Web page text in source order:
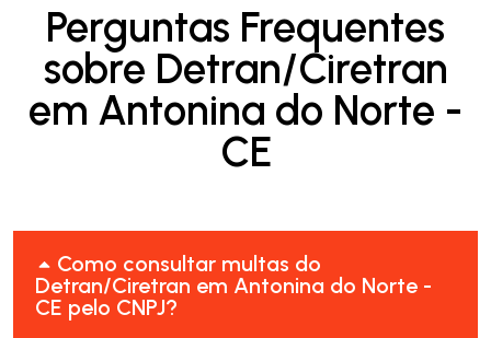
Perguntas Frequentes
sobre Detran/Ciretran
em Antonina do Norte -
CE
Como consultar multas do
Detran/Ciretran em Antonina do Norte -
CE pelo CNPJ?